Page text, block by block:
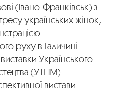
(Івано-Франківськ) з
українських жінок,
руху в Галичині
Українського
(УТПМ)
вистави